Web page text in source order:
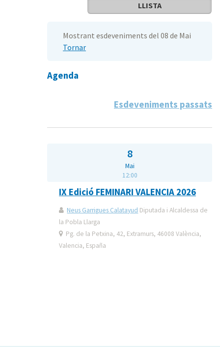
LLISTA
Mostrant esdeveniments del 08 de Mai
Tornar
Agenda
Esdeveniments passats
8
Mai
12:00
IX Edició FEMINARI VALENCIA 2026
Neus Garrigues Calatayud Diputada i Alcaldessa de
la Pobla Llarga
Pg. de la Petxina, 42, Extramurs, 46008 València,
Valencia, España